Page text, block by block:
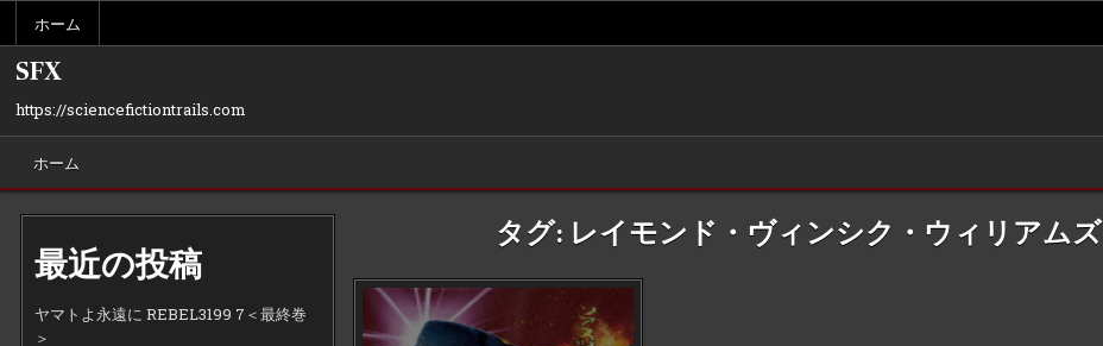
content
ホーム
SFX
https://sciencefictiontrails.com
ホーム
最近の投稿
ヤマトよ永遠に REBEL3199 7＜最終巻
＞
タグ: レイモンド・ヴィンシク・ウィリアムズ